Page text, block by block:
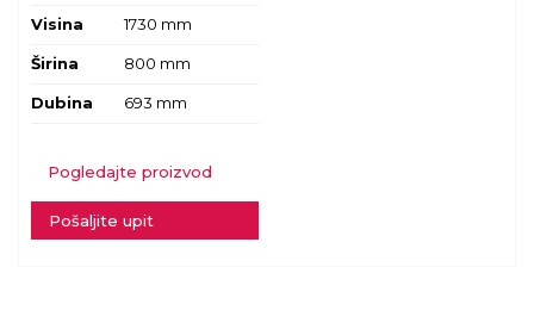
Visina 1730 mm
Širina 800 mm
Dubina 693 mm
Pogledajte proizvod
Pošaljite upit